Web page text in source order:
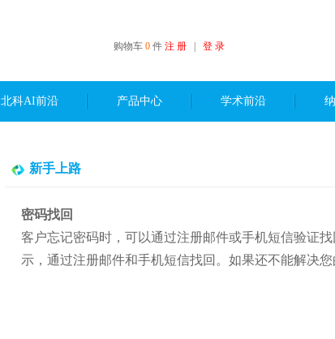
购物车 0 件 注 册 登 录
北科AI前沿 产品中心 学术前沿
新手上路
密码找回
客户忘记密码时，可以通过注册邮件或手机短信验证
示，通过注册邮件和手机短信找回。如果还不能解决